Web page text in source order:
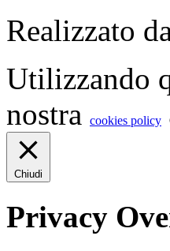
Realizzato da
Utilizzando
nostra
cookies policy
Chiudi
Privacy